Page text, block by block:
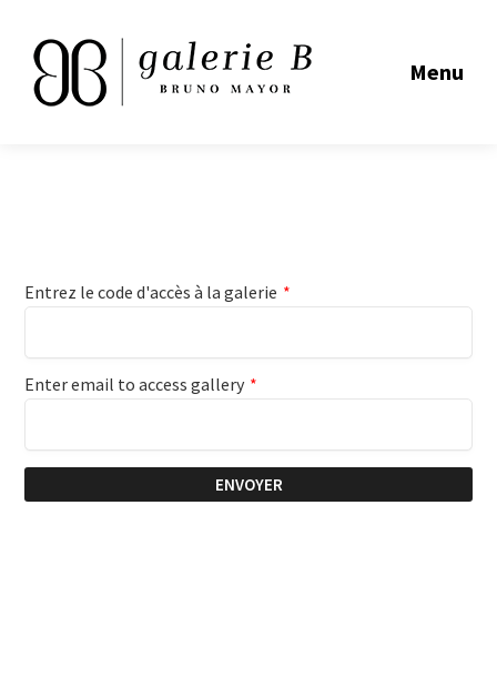
Menu
Entrez le code d'accès à la galerie *
Enter email to access gallery *
ENVOYER